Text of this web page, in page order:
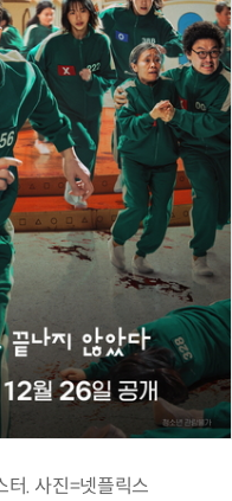
. 사진=넷플릭스